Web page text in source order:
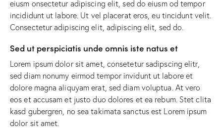
eiusm onsectetur adipiscing elit, sed do eiusm od tempor
incididunt ut labore. Ut vel placerat eros, eu tincidunt velit.
Consectetur adipiscing elit, adipiscing elit, sed do.
Sed ut perspiciatis unde omnis iste natus et
Lorem ipsum dolor sit amet, consetetur sadipscing elitr,
sed diam nonumy eirmod tempor invidunt ut labore et
dolore magna aliquyam erat, sed diam voluptua. At vero
eos et accusam et justo duo dolores et ea rebum. Stet clita
kasd gubergren, no sea takimata sanctus est Lorem ipsum
dolor sit amet.